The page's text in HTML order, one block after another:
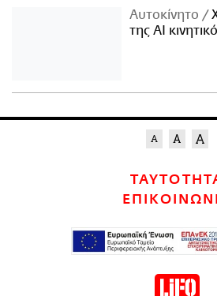
Αυτοκίνητο
της AI